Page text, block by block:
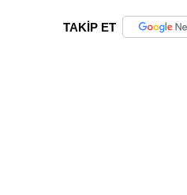
TAKİP ET